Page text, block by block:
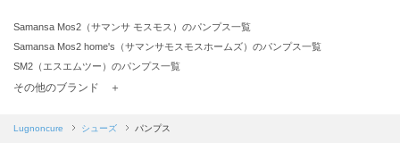
Samansa Mos2（サマンサ モスモス）のパンプス一覧
Samansa Mos2 home's（サマンサモスモスホームズ）のパンプス一覧
SM2（エスエムツー）のパンプス一覧
TSUHARU by Samansa Mos2（ツハルバイサマンサモスモス）のパンプス一覧
Samansa Mos2 blue（サマンサモスモス ブルー）のパンプス一覧
その他のブランド ＋
Lugnoncure シューズ パンプス